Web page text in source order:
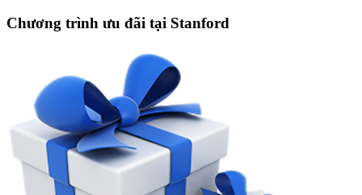
Chương trình ưu đãi tại Stanford